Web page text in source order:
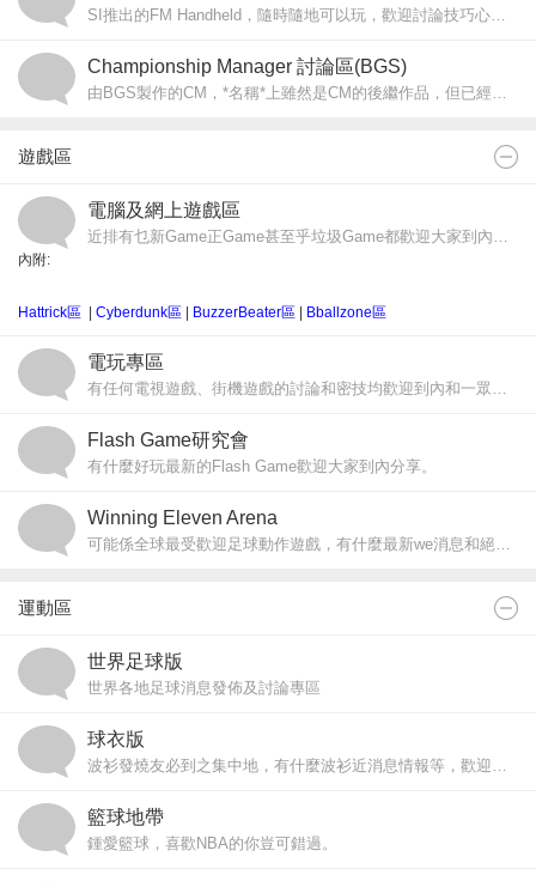
SI推出的FM Handheld，隨時隨地可以玩，歡迎討論技巧心得。
Championship Manager 討論區(BGS)
由BGS製作的CM，*名稱*上雖然是CM的後繼作品，但已經是全新製作，與正統的CM系列完全無關。歡迎有興趣的玩家進內討論。
遊戲區
電腦及網上遊戲區
近排有乜新Game正Game甚至乎垃圾Game都歡迎大家到內品評討論一番。
內附:
Hattrick區 Cyberdunk區 BuzzerBeater區 Bballzone區
電玩專區
有任何電視遊戲、街機遊戲的討論和密技均歡迎到內和一眾機迷分享。
Flash Game研究會
有什麼好玩最新的Flash Game歡迎大家到內分享。
Winning Eleven Arena
可能係全球最受歡迎足球動作遊戲，有什麼最新we消息和絕技、秘技請和大家分享。
運動區
世界足球版
世界各地足球消息發佈及討論專區
球衣版
波衫發燒友必到之集中地，有什麼波衫近消息情報等，歡迎和大家分享及討論。
籃球地帶
鍾愛籃球，喜歡NBA的你豈可錯過。